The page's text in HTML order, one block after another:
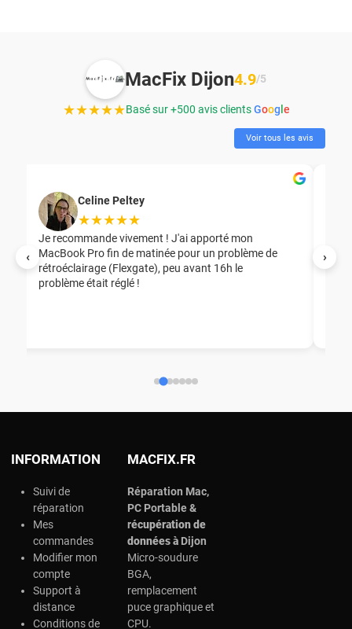
‹ ›
MacFix Dijon4.9/5
★★★★★Basé sur +500 avis clientsGoogle
Voir tous les avis
Celine Peltey
★★★★★
Je recommande vivement ! J'ai apporté mon
MacBook Pro fin de matinée pour un problème de
rétroéclairage (Flexgate), peu avant 16h le
problème était réglé !
INFORMATION
Suivi de
réparation
Mes
commandes
Modifier mon
compte
Support à
distance
Conditions de
MACFIX.FR
Réparation Mac,
PC Portable &
récupération de
données àDijon
Micro-soudure
BGA,
remplacement
puce graphique et
CPU.